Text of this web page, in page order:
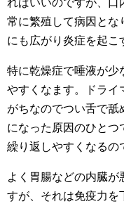
常に繁殖して病因とな
にも広がり炎症を起こ
特に乾燥症で唾液が少
やすくなます。ドライ
がちなのでつい舌で舐
になった原因のひとつ
繰り返しやすくなるの
よく胃腸などの内臓が
すが、それは免疫力を